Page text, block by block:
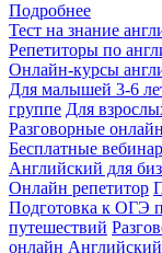
Подробнее
Тест на знание
Репетиторы по
Онлайн-курсы
Для малышей 3-6
группе Для
Разговорные
Бесплатные
Английский для
Онлайн репетитор
Подготовка к ОГЭ
путешествий
онлайн